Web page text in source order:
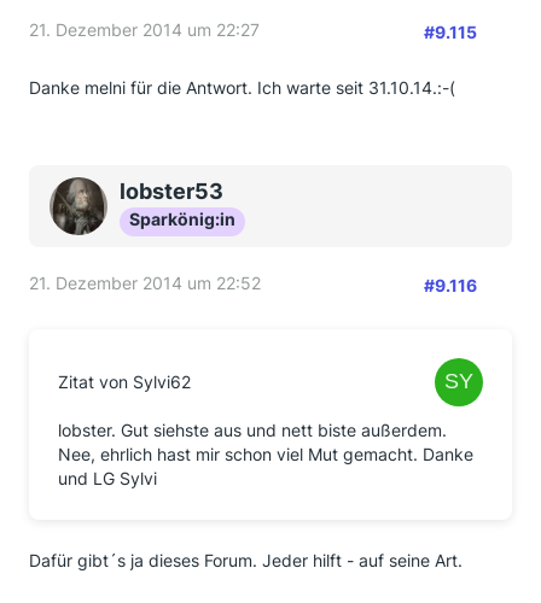
21. Dezember 2014 um 22:27 #9.115
Danke melni für die Antwort. Ich warte seit 31.10.14.:-(
lobster53
Sparkönig:in
21. Dezember 2014 um 22:52 #9.116
Zitat von Sylvi62
lobster. Gut siehste aus und nett biste außerdem.
Nee, ehrlich hast mir schon viel Mut gemacht. Danke
und LG Sylvi
Dafür gibt´s ja dieses Forum. Jeder hilft - auf seine Art.